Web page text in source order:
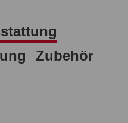
Zubehör